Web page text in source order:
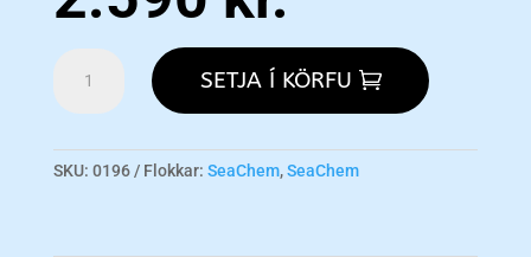
Phosphorus
SETJA Í KÖRFU
SKU: 0196 Flokkar: SeaChem,SeaChem